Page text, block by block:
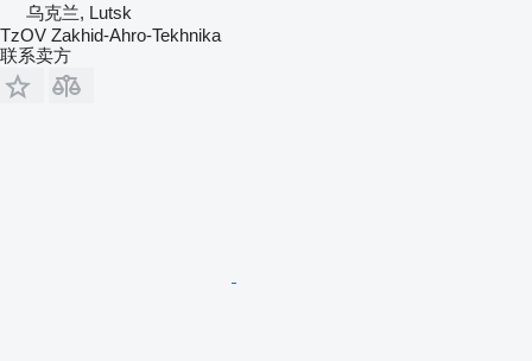
乌克兰, Lutsk
TzOV Zakhid-Ahro-Tekhnika
联系卖方